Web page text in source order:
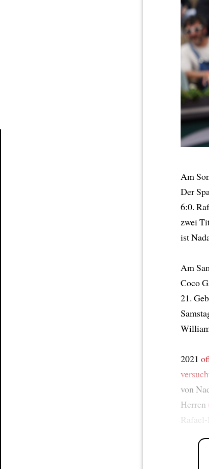
Am
Der
6:0.
zwei
ist
Am
Coco
21.
2021
von
Herren